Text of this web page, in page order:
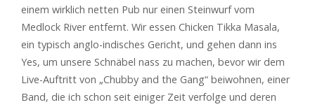
einem wirklich netten Pub nur einen Steinwurf vom
Medlock River entfernt. Wir essen Chicken Tikka Masala,
ein typisch anglo-indisches Gericht, und gehen dann ins
Yes, um unsere Schnäbel nass zu machen, bevor wir dem
Live-Auftritt von „Chubby and the Gang“ beiwohnen, einer
Band, die ich schon seit einiger Zeit verfolge und deren